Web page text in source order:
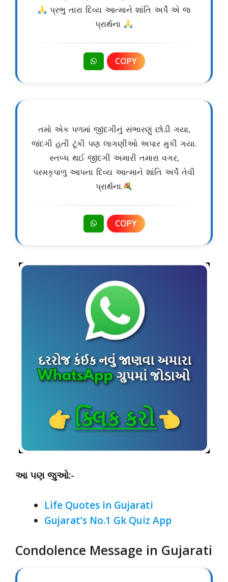
પ્રભુ તારા દિવ્ય આત્માને શાંતિ અર્પે એ જ
પ્રાર્થના
COPY
તમો એક પળમાં જીંદગીનું સંભારણું છોડી ગયા,
જંદગી હતી ટૂંકી પણ લાગણીઓ અપાર મુકી ગયા.
સ્તબ્ધ થઈ જીંદગી અમારી તમારા વગર,
પરમકૃપાળુ આપના દિવ્ય આત્માને શાંતિ અર્પે તેવી
પ્રાર્થના.
COPY
આ પણ જુઓ:-
Life Quotes in Gujarati
Gujarat’s No.1 Gk Quiz App
Condolence Message in Gujarati